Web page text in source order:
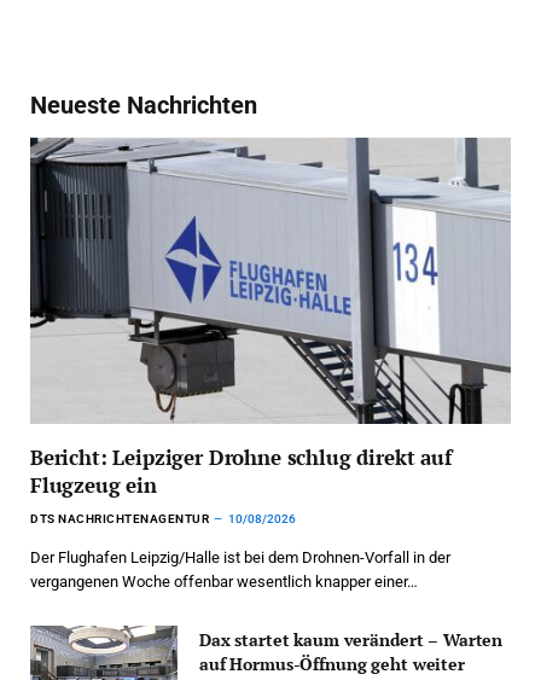
Neueste Nachrichten
Bericht: Leipziger Drohne schlug direkt auf
Flugzeug ein
DTS NACHRICHTENAGENTUR 10/08/2026
Der Flughafen Leipzig/Halle ist bei dem Drohnen-Vorfall in der
vergangenen Woche offenbar wesentlich knapper einer…
Dax startet kaum verändert – Warten
auf Hormus-Öffnung geht weiter